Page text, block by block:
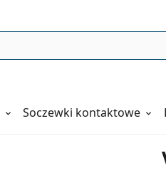
Soczewki kontaktowe